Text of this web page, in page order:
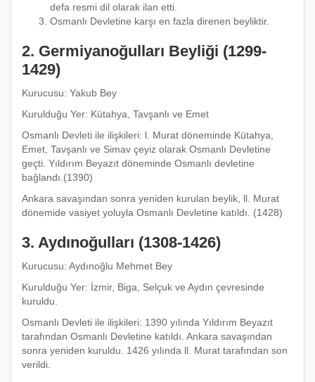
defa resmi dil olarak ilan etti.
Osmanlı Devletine karşı en fazla direnen beyliktir.
2. Germiyanoğulları Beyliği (1299-
1429)
Kurucusu: Yakub Bey
Kurulduğu Yer: Kütahya, Tavşanlı ve Emet
Osmanlı Devleti ile ilişkileri: l. Murat döneminde Kütahya,
Emet, Tavşanlı ve Simav çeyiz olarak Osmanlı Devletine
geçti. Yıldırım Beyazıt döneminde Osmanlı devletine
bağlandı.(1390)
Ankara savaşından sonra yeniden kurulan beylik, ll. Murat
dönemide vasiyet yoluyla Osmanlı Devletine katıldı. (1428)
3. Aydınoğulları (1308-1426)
Kurucusu: Aydınoğlu Mehmet Bey
Kurulduğu Yer: İzmir, Biga, Selçuk ve Aydın çevresinde
kuruldu.
Osmanlı Devleti ile ilişkileri: 1390 yılında Yıldırım Beyazıt
tarafından Osmanlı Devletine katıldı. Ankara savaşından
sonra yeniden kuruldu. 1426 yılında ll. Murat tarafından son
verildi.